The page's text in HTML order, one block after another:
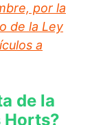
por la
de la Ley
a
de la
Horts?